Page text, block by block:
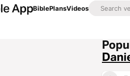
BiblePlansVideos